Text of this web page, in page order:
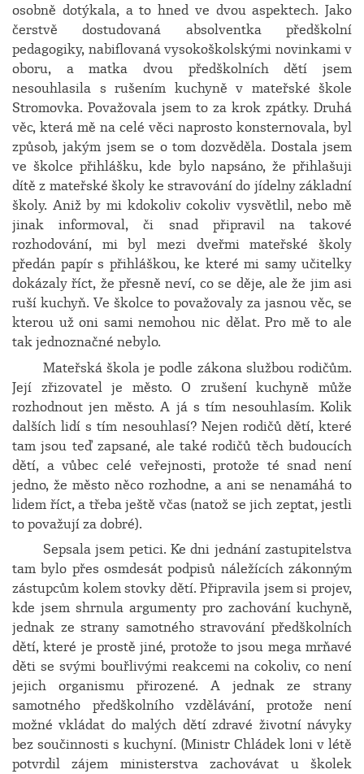
osobně dotýkala, a to hned ve dvou aspektech. Jako
čerstvě dostudovaná absolventka předškolní
pedagogiky, nabiflovaná vysokoškolskými novinkami v
oboru, a matka dvou předškolních dětí jsem
nesouhlasila s rušením kuchyně v mateřské škole
Stromovka. Považovala jsem to za krok zpátky. Druhá
věc, která mě na celé věci naprosto konsternovala, byl
způsob, jakým jsem se o tom dozvěděla. Dostala jsem
ve školce přihlášku, kde bylo napsáno, že přihlašuji
dítě z mateřské školy ke stravování do jídelny základní
školy. Aniž by mi kdokoliv cokoliv vysvětlil, nebo mě
jinak informoval, či snad připravil na takové
rozhodování, mi byl mezi dveřmi mateřské školy
předán papír s přihláškou, ke které mi samy učitelky
dokázaly říct, že přesně neví, co se děje, ale že jim asi
ruší kuchyň. Ve školce to považovaly za jasnou věc, se
kterou už oni sami nemohou nic dělat. Pro mě to ale
tak jednoznačné nebylo.
Mateřská škola je podle zákona službou rodičům.
Její zřizovatel je město. O zrušení kuchyně může
rozhodnout jen město. A já s tím nesouhlasím. Kolik
dalších lidí s tím nesouhlasí? Nejen rodičů dětí, které
tam jsou teď zapsané, ale také rodičů těch budoucích
dětí, a vůbec celé veřejnosti, protože té snad není
jedno, že město něco rozhodne, a ani se nenamáhá to
lidem říct, a třeba ještě včas (natož se jich zeptat, jestli
to považují za dobré).
Sepsala jsem petici. Ke dni jednání zastupitelstva
tam bylo přes osmdesát podpisů náležících zákonným
zástupcům kolem stovky dětí. Připravila jsem si projev,
kde jsem shrnula argumenty pro zachování kuchyně,
jednak ze strany samotného stravování předškolních
dětí, které je prostě jiné, protože to jsou mega mrňavé
děti se svými bouřlivými reakcemi na cokoliv, co není
jejich organismu přirozené. A jednak ze strany
samotného předškolního vzdělávání, protože není
možné vkládat do malých dětí zdravé životní návyky
bez součinnosti s kuchyní. (Ministr Chládek loni v létě
potvrdil zájem ministerstva zachovávat u školek